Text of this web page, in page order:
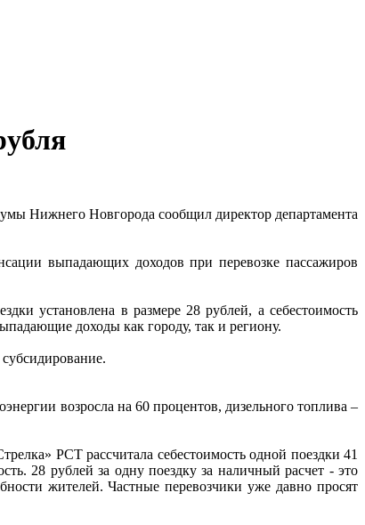
Нижнего Новгорода сообщил директор департамента
выпадающих доходов при перевозке пассажиров
установлена в размере 28 рублей, а себестоимость
доходы как городу, так и региону.
возросла на 60 процентов, дизельного топлива –
РСТ рассчитала себестоимость одной поездки 41
28 рублей за одну поездку за наличный расчет - это
жителей. Частные перевозчики уже давно просят